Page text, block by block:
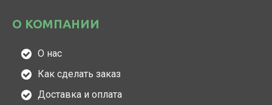
О КОМПАНИИ
О нас
Как сделать заказ
Доставка и оплата